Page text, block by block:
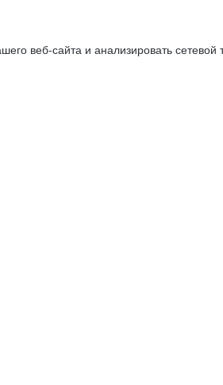
веб-сайта и анализировать сетевой